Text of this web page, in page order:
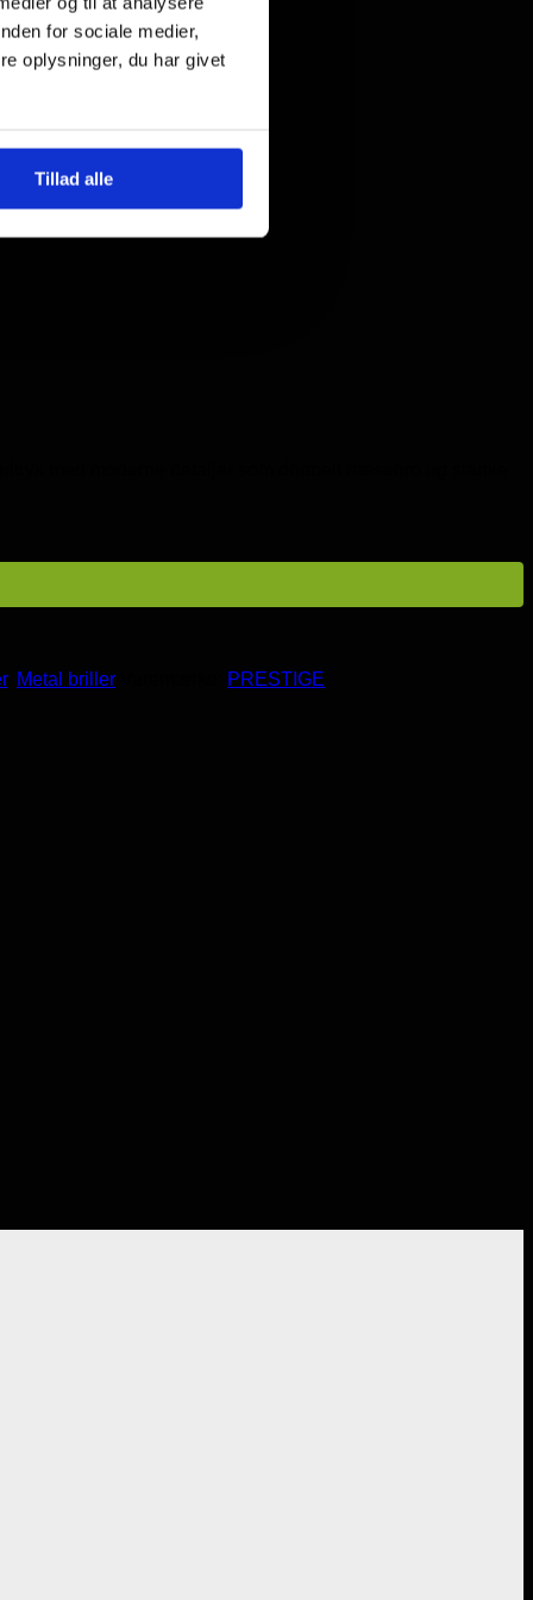
for sociale medier,
oplysninger, du har givet
Tillad alle
, Metal briller PRESTIGE